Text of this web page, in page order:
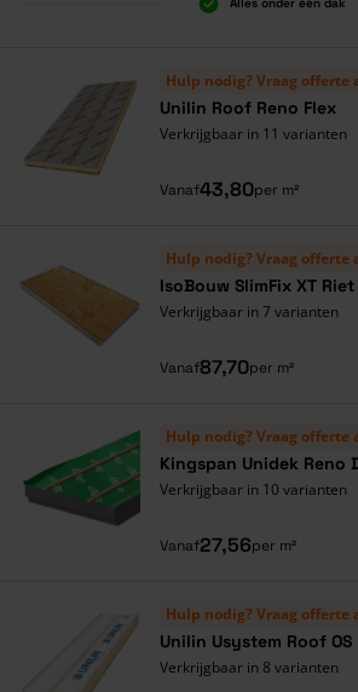
Hulp nodig? Vraag offerte
Unilin Roof Reno Flex
Verkrijgbaar in 11 varianten
Vanaf43,80per m²
Hulp nodig? Vraag offerte
IsoBouw SlimFix XT Riet
Verkrijgbaar in 7 varianten
Vanaf87,70per m²
Hulp nodig? Vraag offerte
Kingspan Unidek Reno
Verkrijgbaar in 10 varianten
Vanaf27,56per m²
Hulp nodig? Vraag offerte
Unilin Usystem Roof OS
Verkrijgbaar in 8 varianten